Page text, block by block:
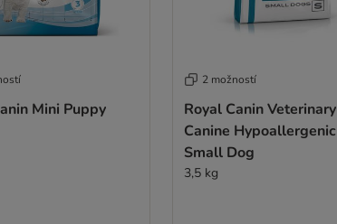
Mini Puppy
2 možností
Royal Canin Veterinary
Canine Hypoallergenic
Small Dog
3,5 kg